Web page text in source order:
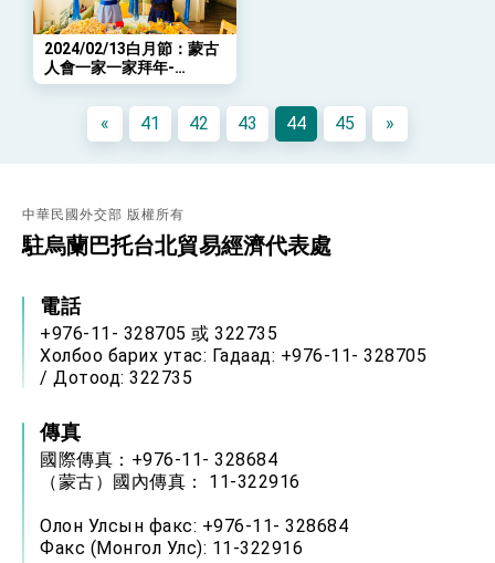
總統以「韌性之島，希望之光」為題發表2026新
年談話
總統主持「守護民主台灣國安行動方案」記者
會 強調以實力守護台海和平 以決心掌握國家
變局中 奮起的新臺灣 總統發表國慶演說
賴總統就職演說影片
總統重要談話
我國政府將在美國亞利桑納州設立「駐鳳凰城辦
事處」，進一步深化台美交流合作
2024/02/13白月節：蒙古
人會一家一家拜年-
Цагаан-сараар-
Монголчууд-айлд-
очин-золголт-хийдэг.
« 41 42 43 44 45 »
中華民國外交部 版權所有
駐烏蘭巴托台北貿易經濟代表處
電話
+976-11- 328705 或 322735
Холбоо барих утас: Гадаад: +976-11- 328705
/ Дотоод: 322735
傳真
國際傳真：+976-11- 328684
（蒙古）國內傳真： 11-322916
Олон Улсын факс: +976-11- 328684
Факс (Монгол Улс): 11-322916